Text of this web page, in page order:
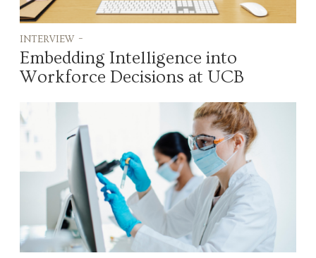
interview -
Embedding Intelligence into
Workforce Decisions at UCB